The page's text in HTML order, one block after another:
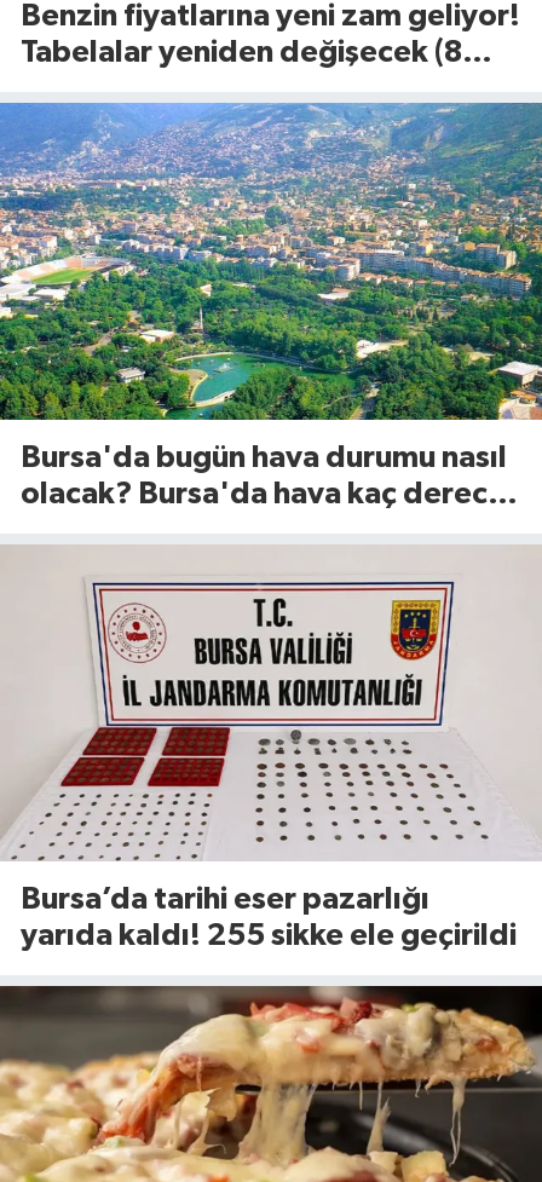
Benzin fiyatlarına yeni zam geliyor!
Tabelalar yeniden değişecek (8
Bursa'da bugün hava durumu nasıl
olacak? Bursa'da hava kaç derece?
Bursa’da tarihi eser pazarlığı
yarıda kaldı! 255 sikke ele geçirildi